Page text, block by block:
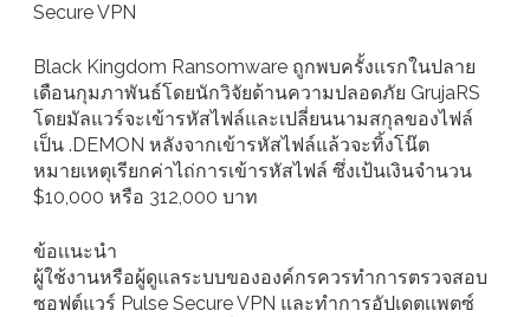
Secure VPN
Black Kingdom Ransomware ถูกพบครั้งแรกในปลาย
เดือนกุมภาพันธ์โดยนักวิจัยด้านความปลอดภัย GrujaRS
โดยมัลแวร์จะเข้ารหัสไฟล์และเปลี่ยนนามสกุลของไฟล์
เป็น .DEMON หลังจากเข้ารหัสไฟล์แล้วจะทิ้งโน๊ต
หมายเหตุเรียกค่าไถ่การเข้ารหัสไฟล์ ซึ่งเป้นเงินจำนวน
$10,000 หรือ 312,000 บาท
ข้อเเนะนำ
ผู้ใช้งานหรือผู้ดูแลระบบขององค์กรควรทำการตรวจสอบ
ซอฟต์แวร์ Pulse Secure VPN และทำการอัปเดตเเพตซ์